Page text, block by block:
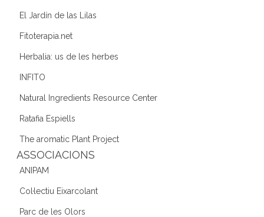
El Jardín de las Lilas
Fitoterapia.net
Herbalia: us de les herbes
INFITO
Natural Ingredients Resource Center
Ratafia Espiells
The aromatic Plant Project
ASSOCIACIONS
ANIPAM
Col·lectiu Eixarcolant
Parc de les Olors